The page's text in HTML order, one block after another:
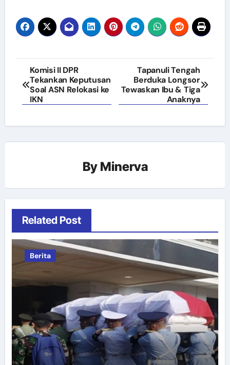
Navigasi
pos
Komisi II DPR
Tekankan Keputusan
Soal ASN Relokasi ke
IKN
Tapanuli Tengah
Berduka Longsor
Tewaskan Ibu & Tiga
Anaknya
By Minerva
Related Post
Berita